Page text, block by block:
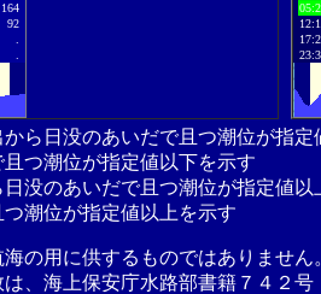
164
92
から日没のあいだで且つ潮位が指
且つ潮位が指定値以下を示す
日没のあいだで且つ潮位が指定値以
つ潮位が指定値以上を示す
の用に供するものではありませ
、海上保安庁水路部書籍７４２